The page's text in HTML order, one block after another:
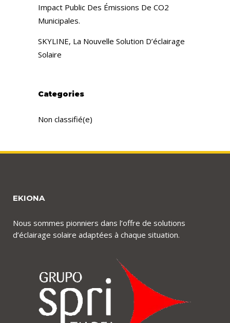
Impact Public Des Émissions De CO2
Municipales.
SKYLINE, La Nouvelle Solution D’éclairage
Solaire
Categories
Non classifié(e)
EKIONA
Nous sommes pionniers dans l’offre de solutions
d’éclairage solaire adaptées à chaque situation.